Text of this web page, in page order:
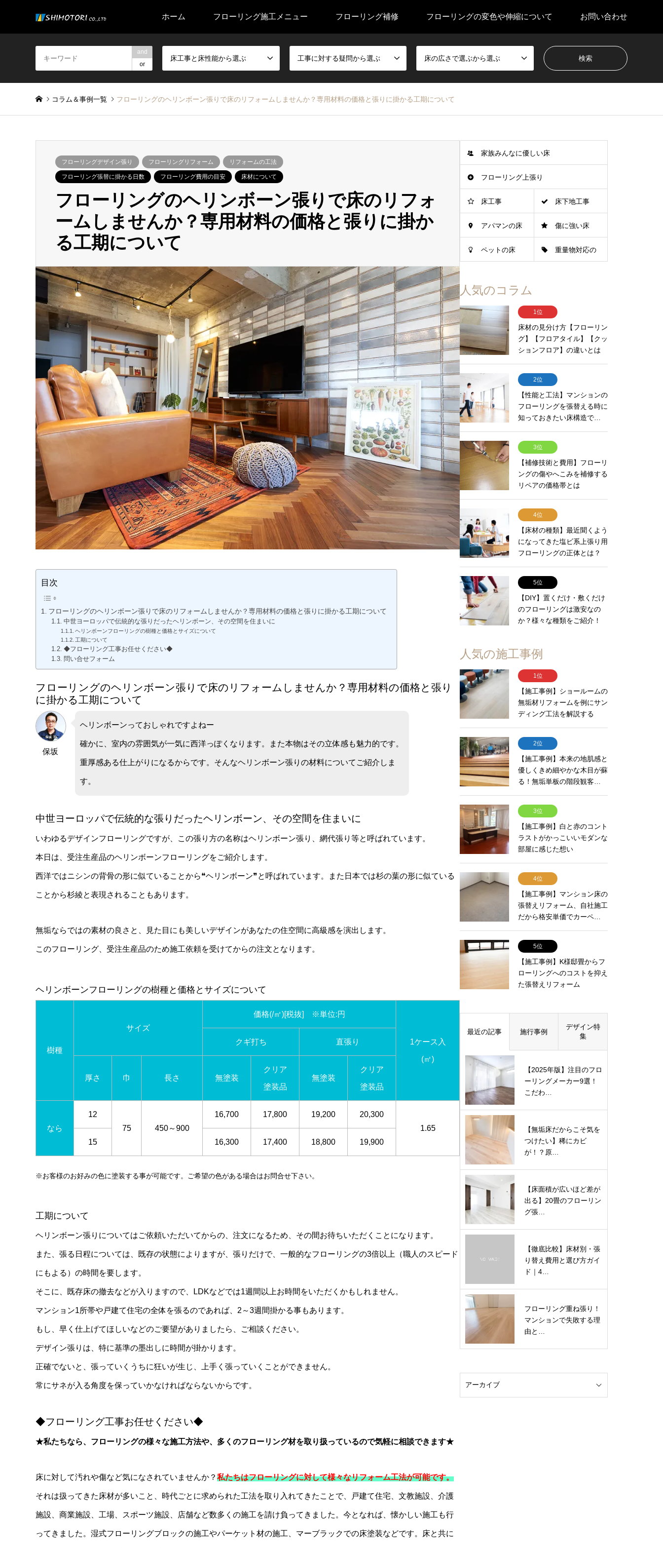
ホーム フローリング施工メニュー フローリング補修 フローリングの変色や伸縮について お問い合わせ
and
or
床工事と床性能から選ぶ 工事に対する疑問から選ぶ 床の広さで選ぶから選ぶ
コラム＆事例一覧 フローリングのヘリンボーン張りで床のリフォームしませんか？専用材料の価格と張りに掛かる工期について
フローリングデザイン張り フローリングリフォーム リフォームの工法
フローリング張替に掛かる日数 フローリング費用の目安 床材について
フローリングのヘリンボーン張りで床のリフォ
ームしませんか？専用材料の価格と張りに掛か
る工期について
目次
フローリングのヘリンボーン張りで床のリフォームしませんか？専用材料の価格と張りに掛かる工期について
中世ヨーロッパで伝統的な張りだったヘリンボーン、その空間を住まいに
ヘリンボーンフローリングの樹種と価格とサイズについて
工期について
◆フローリング工事お任せください◆
問い合せフォーム
フローリングのヘリンボーン張りで床のリフォームしませんか？専用材料の価格と張り
に掛かる工期について
保坂
ヘリンボーンっておしゃれですよねー
確かに、室内の雰囲気が一気に西洋っぽくなります。また本物はその立体感も魅力的です。
重厚感ある仕上がりになるからです。そんなヘリンボーン張りの材料についてご紹介しま
す。
中世ヨーロッパで伝統的な張りだったヘリンボーン、その空間を住まいに
いわゆるデザインフローリングですが、この張り方の名称はヘリンボーン張り、網代張り等と呼ばれています。
本日は、受注生産品のヘリンボーンフローリングをご紹介します。
西洋ではニシンの背骨の形に似ていることから❝ヘリンボーン❞と呼ばれています。また日本では杉の葉の形に似ている
ことから杉綾と表現されることもあります。
無垢ならではの素材の良さと、見た目にも美しいデザインがあなたの住空間に高級感を演出します。
このフローリング、受注生産品のため施工依頼を受けてからの注文となります。
ヘリンボーンフローリングの樹種と価格とサイズについて
樹種
サイズ
価格(/㎡)[税抜] ※単位:円
1ケース入
(㎡)
クギ打ち 直張り
厚さ 巾 長さ 無塗装
クリア
塗装品
無塗装
クリア
塗装品
なら
12
75
450～900
16,700 17,800 19,200
20,300
1.65
15
16,300 17,400 18,800 19,900
※お客様のお好みの色に塗装する事が可能です。ご希望の色がある場合はお問合せ下さい。
工期について
ヘリンボーン張りについてはご依頼いただいてからの、注文になるため、その間お待ちいただくことになります。
また、張る日程については、既存の状態によりますが、張りだけで、一般的なフローリングの3倍以上（職人のスピード
にもよる） の時間を要します。
そこに、既存床の撤去などが入りますので、LDKなどでは1週間以上お時間をいただくかもしれません。
マンション1所帯や戸建て住宅の全体を張るのであれば、2～3週間掛かる事もあります。
もし、早く仕上げてほしいなどのご要望がありましたら、ご相談ください。
デザイン張りは、特に基準の墨出しに時間が掛かります。
正確でないと、張っていくうちに狂いが生じ、上手く張っていくことができません。
常にサネが入る角度を保っていかなければならないからです。
◆フローリング工事お任せください◆
★私たちなら、フローリングの様々な施工方法や、多くのフローリング材を取り扱っているので気軽に相談できます★
床に対して汚れや傷など気になされていませんか？ 私たちはフローリングに対して様々なリフォーム工法が可能です。
それは扱ってきた床材が多いこと、時代ごとに求められた工法を取り入れてきたことで、戸建て住宅、文教施設、介護
施設、商業施設、工場、スポーツ施設、店舗など数多くの施工を請け負ってきました。今となれば、懐かしい施工も行
ってきました。湿式フローリングブロックの施工やパーケット材の施工、マーブラックでの床塗装などです。床と共に
家族みんなに優しい床
フローリング上張り
床工事 床下地工事
アパマンの床 傷に強い床
ペットの床 重量物対応の
人気のコラム
1位
床材の見分け方【フローリン
グ】【フロアタイル】【クッ
ションフロア】の違いとは
2位
【性能と工法】マンションの
フローリングを張替える時に
知っておきたい床構造で…
3位
【補修技術と費用】フローリ
ングの傷やへこみを補修する
リペアの価格帯とは
4位
【床材の種類】最近聞くよう
になってきた塩ビ系上張り用
フローリングの正体とは？
5位
【DIY】置くだけ・敷くだけ
のフローリングは激安なの
か？様々な種類をご紹介！
人気の施工事例
1位
【施工事例】ショールームの
無垢材リフォームを例にサン
ディング工法を解説する
2位
【施工事例】本来の地肌感と
優しくきめ細やかな木目が蘇
る！無垢単板の階段観客…
3位
【施工事例】白と赤のコント
ラストがかっこいいモダンな
部屋に感じた想い
4位
【施工事例】マンション床の
張替えリフォーム、自社施工
だから格安単価でカーペ…
5位
【施工事例】K様邸畳からフ
ローリングへのコストを抑え
た張替えリフォーム
最近の記事 施行事例
デザイン特
集
【2025年版】注目のフロ
ーリングメーカー9選！
こだわ…
【無垢床だからこそ気を
つけたい】稀にカビ
が！？原…
【床面積が広いほど差が
出る】20畳のフローリン
グ張…
【徹底比較】床材別・張
り替え費用と選び方ガイ
ド｜4…
フローリング重ね張り！
マンションで失敗する理
由と…